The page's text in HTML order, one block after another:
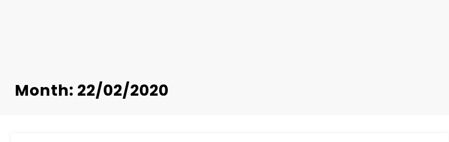
Month: 22/02/2020